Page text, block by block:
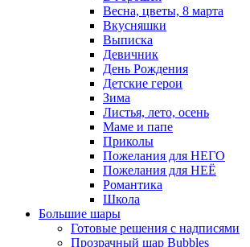
Весна, цветы, 8 марта
Вкусняшки
Выписка
Девичник
День Рождения
Детские герои
Зима
Листья, лето, осень
Маме и папе
Приколы
Пожелания для НЕГО
Пожелания для НЕЁ
Романтика
Школа
Большие шары
Готовые решения с надписями
Прозрачный шар Bubbles